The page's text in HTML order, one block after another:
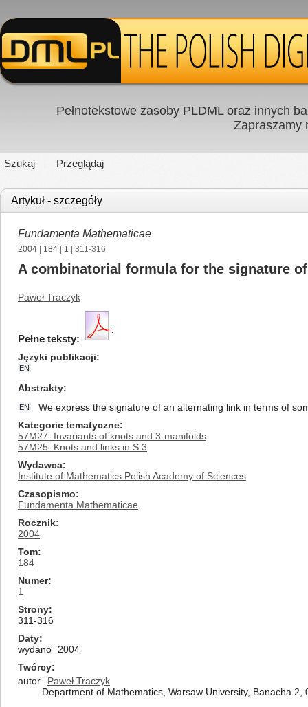
Pełnotekstowe zasoby PLDML oraz innych
Zapraszamy
Szukaj Przeglądaj
Artykuł - szczegóły
Fundamenta Mathematicae
2004 184 1 | 311-316
A combinatorial formula for the signature
Paweł Traczyk
Pełne teksty:
Języki publikacji
EN
Abstrakty
EN
We express the signature of an alternating link in terms of
Kategorie tematyczne
57M27: Invariants of knots and 3-manifolds
57M25: Knots and links in S 3
Wydawca
Institute of Mathematics Polish Academy of Sciences
Czasopismo
Fundamenta Mathematicae
Rocznik
2004
Tom
184
Numer
1
Strony
311-316
Daty
wydano
2004
Twórcy
autor
Paweł Traczyk
Department of Mathematics, Warsaw University, Banacha 2,